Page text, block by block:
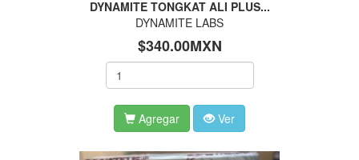
DYNAMITE TONGKAT ALI PLUS...
DYNAMITE LABS
$340.00MXN
Agregar Ver